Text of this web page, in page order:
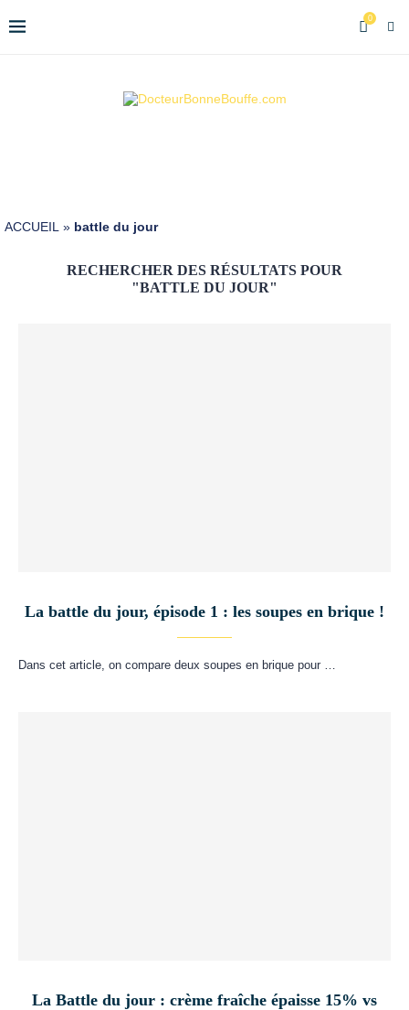
0
ACCUEIL » battle du jour
RECHERCHER DES RÉSULTATS POUR
"BATTLE DU JOUR"
La battle du jour, épisode 1 : les soupes en brique !
Dans cet article, on compare deux soupes en brique pour …
La Battle du jour : crème fraîche épaisse 15% vs